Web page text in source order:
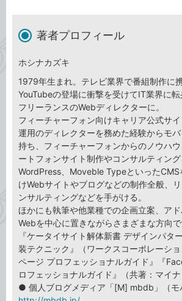
著者プロフィール
ホシナカズキ
1979年生まれ。テレビ業界で番組制作に
YouTubeの登場に衝撃を受けてIT業界に
フリーランスのWebディレクターに。
フィーチャーフォン向けキャリア公式サイ
運用のディレクターを務めた経験からモ
持ち、フィーチャーフォンからのノウハ
ートフォンサイト制作やコンサルティング
WordPress、Moveble TypeといったCMS
けWebサイトやブログなどの制作全般、
ンサルティングなどを手がける。
ほかにも執筆や他業種での企画立案、アド
Webを中心に置きながらさまざまな方向
『ケータイサイト解体新書 デザインパタ
装テクニック』（ワークスコーポレーシ
ページ プロフェッショナルガイド』『
ロフェッショナルガイド』（共著：マイナ
● 個人ブログメディア「[M] mbdb」（モ